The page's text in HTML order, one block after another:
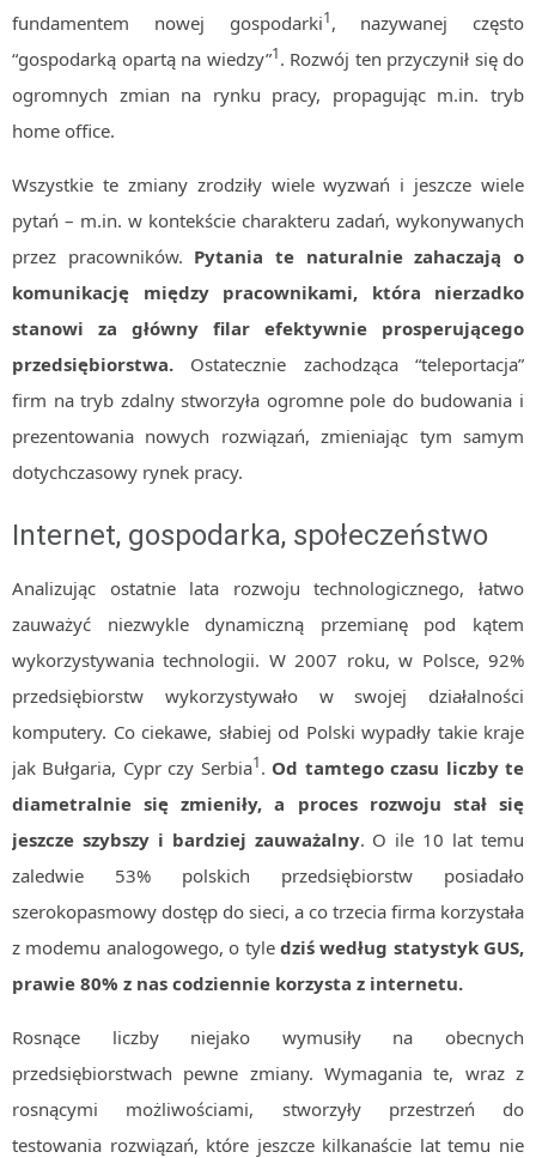
WEB
.htaccess
JavaScript
Django
Git
SQL
TESTOWANIE
SIECI
EXCEL
WYDARZENIA
BIZNES
PO GODZINACH
KONTAKT
fundamentem nowej gospodarki1, nazywanej często
“gospodarką opartą na wiedzy”1. Rozwój ten przyczynił się do
ogromnych zmian na rynku pracy, propagując m.in. tryb
home office.
Wszystkie te zmiany zrodziły wiele wyzwań i jeszcze wiele
pytań – m.in. w kontekście charakteru zadań, wykonywanych
przez pracowników. Pytania te naturalnie zahaczają o
komunikację między pracownikami, która nierzadko
stanowi za główny filar efektywnie prosperującego
przedsiębiorstwa. Ostatecznie zachodząca “teleportacja”
firm na tryb zdalny stworzyła ogromne pole do budowania i
prezentowania nowych rozwiązań, zmieniając tym samym
dotychczasowy rynek pracy.
Internet, gospodarka, społeczeństwo
Analizując ostatnie lata rozwoju technologicznego, łatwo
zauważyć niezwykle dynamiczną przemianę pod kątem
wykorzystywania technologii. W 2007 roku, w Polsce, 92%
przedsiębiorstw wykorzystywało w swojej działalności
komputery. Co ciekawe, słabiej od Polski wypadły takie kraje
jak Bułgaria, Cypr czy Serbia1. Od tamtego czasu liczby te
diametralnie się zmieniły, a proces rozwoju stał się
jeszcze szybszy i bardziej zauważalny. O ile 10 lat temu
zaledwie 53% polskich przedsiębiorstw posiadało
szerokopasmowy dostęp do sieci, a co trzecia firma korzystała
z modemu analogowego, o tyle dziś według statystyk GUS,
prawie 80% z nas codziennie korzysta z internetu.
Rosnące liczby niejako wymusiły na obecnych
przedsiębiorstwach pewne zmiany. Wymagania te, wraz z
rosnącymi możliwościami, stworzyły przestrzeń do
testowania rozwiązań, które jeszcze kilkanaście lat temu nie